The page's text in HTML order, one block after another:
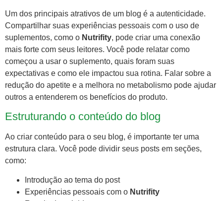
Um dos principais atrativos de um blog é a autenticidade.
Compartilhar suas experiências pessoais com o uso de
suplementos, como o Nutrifity, pode criar uma conexão
mais forte com seus leitores. Você pode relatar como
começou a usar o suplemento, quais foram suas
expectativas e como ele impactou sua rotina. Falar sobre a
redução do apetite e a melhora no metabolismo pode ajudar
outros a entenderem os benefícios do produto.
Estruturando o conteúdo do blog
Ao criar conteúdo para o seu blog, é importante ter uma
estrutura clara. Você pode dividir seus posts em seções,
como:
Introdução ao tema do post
Experiências pessoais com o Nutrifity